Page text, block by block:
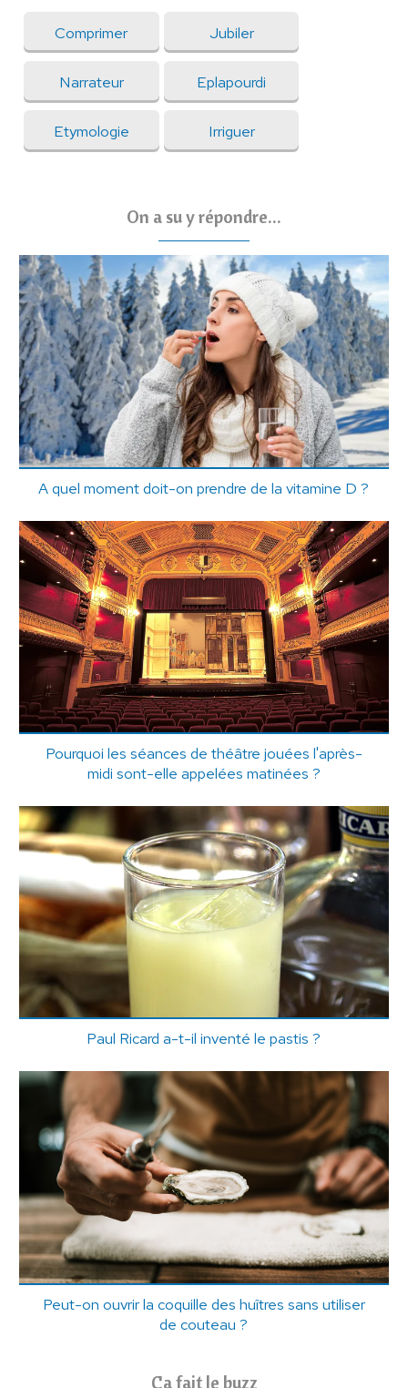
Comprimer Jubiler
Narrateur Eplapourdi
Etymologie Irriguer
On a su y répondre...
A quel moment doit-on prendre de la vitamine D ?
Pourquoi les séances de théâtre jouées l'après-
midi sont-elle appelées matinées ?
Paul Ricard a-t-il inventé le pastis ?
Peut-on ouvrir la coquille des huîtres sans utiliser
de couteau ?
Ça fait le buzz